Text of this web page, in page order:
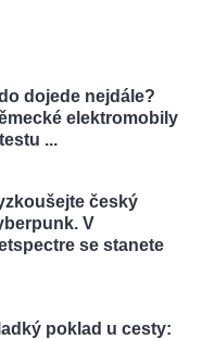
dojede nejdále?
elektromobily
...
český
V
se stanete
poklad u cesty: